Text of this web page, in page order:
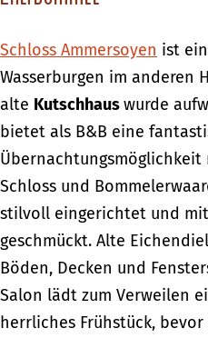
Schloss Ammersoyen ist
Wasserburgen im anderen
alte Kutschhauswurde
bietet als B&B eine
Übernachtungsmöglichkeit
Schloss und
stilvoll eingerichtet und
geschmückt. Alte
Böden, Decken und
Salon lädt zum Verweilen
herrliches Frühstück, bevor